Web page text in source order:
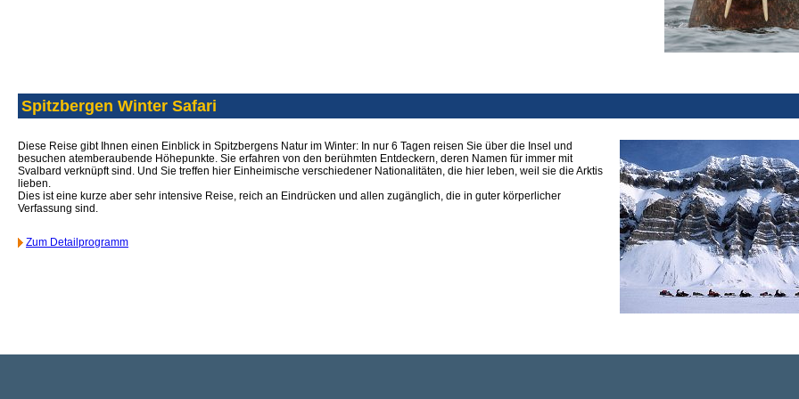
Spitzbergen Winter Safari
Diese Reise gibt Ihnen einen Einblick in Spitzbergens Natur im Winter: In nur 6 Tagen reisen Sie über die Insel und
besuchen atemberaubende Höhepunkte. Sie erfahren von den berühmten Entdeckern, deren Namen für immer mit
Svalbard verknüpft sind. Und Sie treffen hier Einheimische verschiedener Nationalitäten, die hier leben, weil sie die Arktis
lieben.
Dies ist eine kurze aber sehr intensive Reise, reich an Eindrücken und allen zugänglich, die in guter körperlicher
Verfassung sind.
Zum Detailprogramm